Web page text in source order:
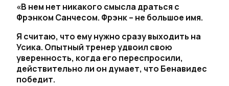
«В нем нет никакого смысла драться с
Фрэнком Санчесом. Фрэнк – не большое имя.
Я считаю, что ему нужно сразу выходить на
Усика. Опытный тренер удвоил свою
уверенность, когда его переспросили,
действительно ли он думает, что Бенавидес
победит.